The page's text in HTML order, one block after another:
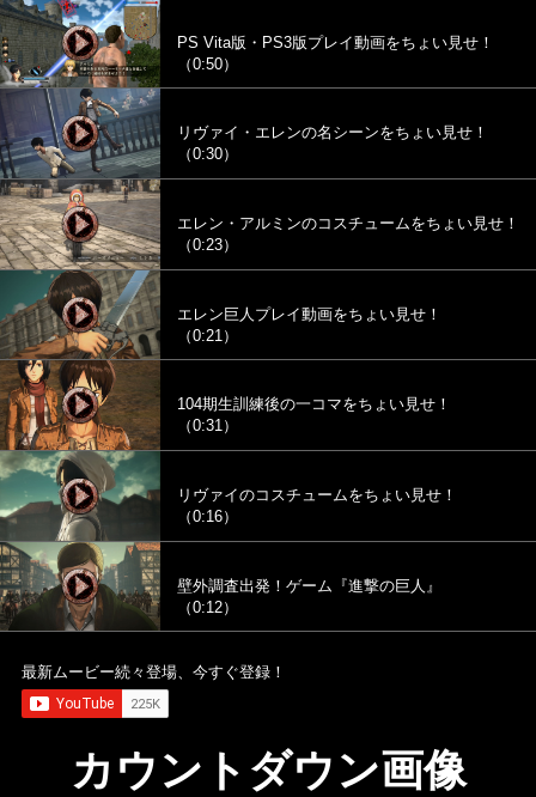
PS Vita版・PS3版プレイ動画をちょい見せ！
（0:50）
リヴァイ・エレンの名シーンをちょい見せ！
（0:30）
エレン・アルミンのコスチュームをちょい見せ！
（0:23）
エレン巨人プレイ動画をちょい見せ！
（0:21）
104期生訓練後の一コマをちょい見せ！
（0:31）
リヴァイのコスチュームをちょい見せ！
（0:16）
壁外調査出発！ゲーム『進撃の巨人』
（0:12）
最新ムービー続々登場、今すぐ登録！
カウントダウン画像